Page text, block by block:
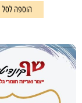
הוספה לסל